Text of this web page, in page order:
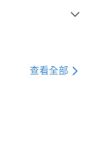
查看全部